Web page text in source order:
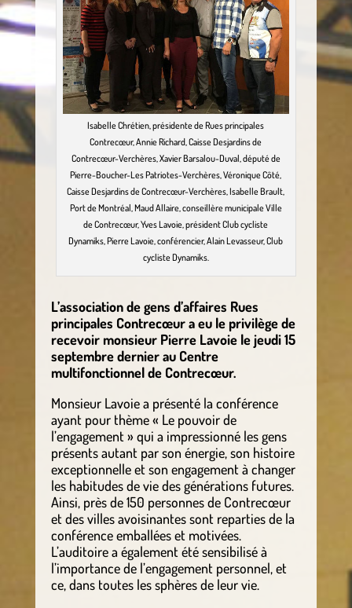
Isabelle Chrétien, présidente de Rues principales
Contrecœur, Annie Richard, Caisse Desjardins de
Contrecœur-Verchères, Xavier Barsalou-Duval, député de
Pierre-Boucher-Les Patriotes-Verchères, Véronique Côté,
Caisse Desjardins de Contrecœur-Verchères, Isabelle Brault,
Port de Montréal, Maud Allaire, conseillère municipale Ville
de Contrecœur, Yves Lavoie, président Club cycliste
Dynamiks, Pierre Lavoie, conférencier, Alain Levasseur, Club
cycliste Dynamiks.
L’association de gens d’affaires Rues
principales Contrecœur a eu le privilège de
recevoir monsieur Pierre Lavoie le jeudi 15
septembre dernier au Centre
multifonctionnel de Contrecœur.
Monsieur Lavoie a présenté la conférence
ayant pour thème « Le pouvoir de
l’engagement » qui a impressionné les gens
présents autant par son énergie, son histoire
exceptionnelle et son engagement à changer
les habitudes de vie des générations futures.
Ainsi, près de 150 personnes de Contrecœur
et des villes avoisinantes sont reparties de la
conférence emballées et motivées.
L’auditoire a également été sensibilisé à
l’importance de l’engagement personnel, et
ce, dans toutes les sphères de leur vie.